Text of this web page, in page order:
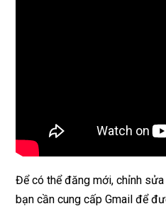
Để có thể đăng mới, chỉnh
bạn cần cung cấp Gmail để